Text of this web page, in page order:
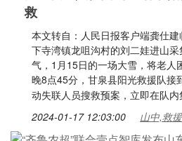
救
本文转自：人民日报客户端龚仕
下寺湾镇龙咀沟村的刘二娃进山
气，1月15日的一场大雪，将老人
晚8点45分，甘泉县阳光救援队接
动失联人员搜救预案，立即在队
2024-01-17 12:03:00 山中,救